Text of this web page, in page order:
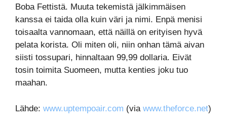
Boba Fettistä. Muuta tekemistä jälkimmäisen
kanssa ei taida olla kuin väri ja nimi. Enpä menisi
toisaalta vannomaan, että näillä on erityisen hyvä
pelata korista. Oli miten oli, niin onhan tämä aivan
siisti tossupari, hinnaltaan 99,99 dollaria. Eivät
tosin toimita Suomeen, mutta kenties joku tuo
maahan.
Lähde: www.uptempoair.com (via www.theforce.net)